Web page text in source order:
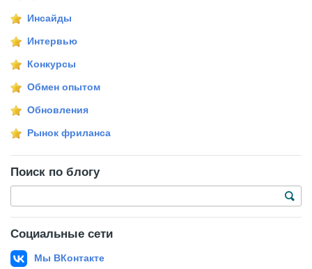
Инсайды
Интервью
Конкурсы
Обмен опытом
Обновления
Рынок фриланса
Поиск по блогу
Социальные сети
Мы ВКонтакте